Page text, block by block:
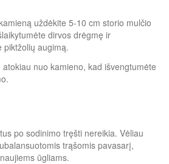
uždėkite 5-10 cm storio mulčio
dirvos drėgmę ir
piktžolių augimą.
atokiau nuo kamieno, kad išvengtumėte
po sodinimo tręšti nereikia. Vėliau
trąšomis pavasarį,
ūgliams.